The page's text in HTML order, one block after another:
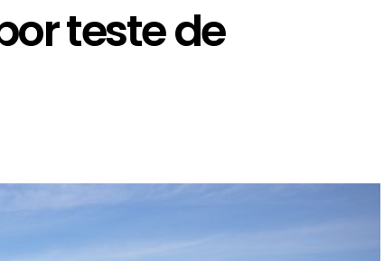
teste de